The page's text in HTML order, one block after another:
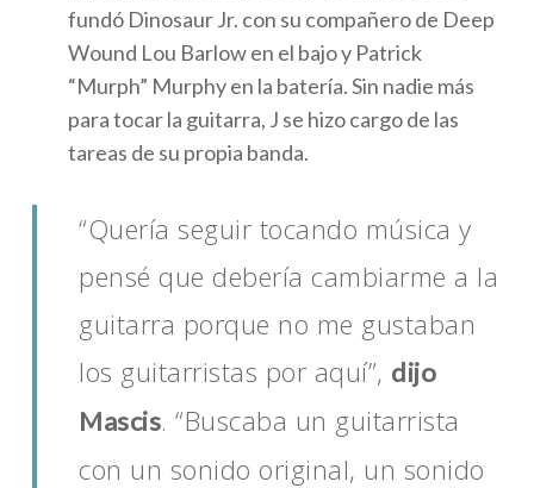
fundó Dinosaur Jr. con su compañero de Deep
Wound Lou Barlow en el bajo y Patrick
“Murph” Murphy en la batería. Sin nadie más
para tocar la guitarra, J se hizo cargo de las
tareas de su propia banda.
“Quería seguir tocando música y
pensé que debería cambiarme a la
guitarra porque no me gustaban
los guitarristas por aquí”, dijo
Mascis. “Buscaba un guitarrista
con un sonido original, un sonido